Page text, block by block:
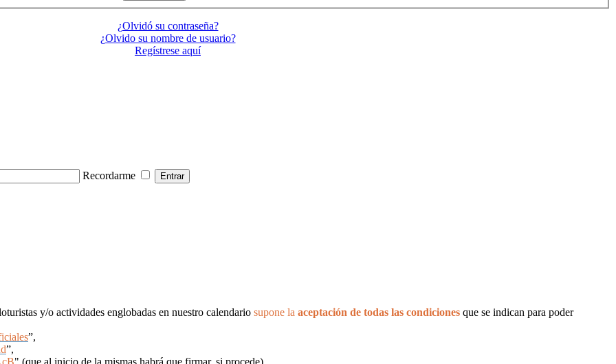
¿Olvidó su contraseña?
¿Olvido su nombre de usuario?
Regístrese aquí
Recordarme
y/o actividades englobadas en nuestro calendario supone la aceptación de todas las condiciones que se indican para poder
”,
”,
" (que al inicio de la mismas habrá que firmar, si procede).